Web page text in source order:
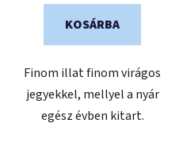
KOSÁRBA
Finom illat finom virágos
jegyekkel, mellyel a nyár
egész évben kitart.